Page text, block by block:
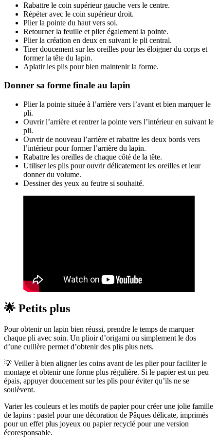
Rabattre le coin supérieur gauche vers le centre.
Répéter avec le coin supérieur droit.
Plier la pointe du haut vers soi.
Retourner la feuille et plier également la pointe.
Plier la création en deux en suivant le pli central.
Tirer doucement sur les oreilles pour les éloigner du corps et
former la tête du lapin.
Aplatir les plis pour bien maintenir la forme.
Donner sa forme finale au lapin
Plier la pointe située à l’arrière vers l’avant et bien marquer le
pli.
Ouvrir l’arrière et rentrer la pointe vers l’intérieur en suivant le
pli.
Ouvrir de nouveau l’arrière et rabattre les deux bords vers
l’intérieur pour former l’arrière du lapin.
Rabattre les oreilles de chaque côté de la tête.
Utiliser les plis pour ouvrir délicatement les oreilles et leur
donner du volume.
Dessiner des yeux au feutre si souhaité.
🌟 Petits plus
Pour obtenir un lapin bien réussi, prendre le temps de marquer
chaque pli avec soin. Un plioir d’origami ou simplement le dos
d’une cuillère permet d’obtenir des plis plus nets.
💡 Veiller à bien aligner les coins avant de les plier pour faciliter le
montage et obtenir une forme plus régulière. Si le papier est un peu
épais, appuyer doucement sur les plis pour éviter qu’ils ne se
soulèvent.
Varier les couleurs et les motifs de papier pour créer une jolie famille
de lapins : pastel pour une décoration de Pâques délicate, imprimés
pour un effet plus joyeux ou papier recyclé pour une version
écoresponsable.